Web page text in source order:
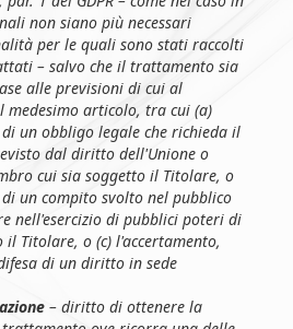
non siano più necessari
per le quali sono stati raccolti
– salvo che il trattamento sia
alle previsioni di cui al
medesimo articolo, tra cui (a)
un obbligo legale che richieda il
dal diritto dell'Unione o
cui sia soggetto il Titolare, o
di un compito svolto nel pubblico
nell'esercizio di pubblici poteri di
il Titolare, o (c) l'accertamento,
di un diritto in sede
– diritto di ottenere la